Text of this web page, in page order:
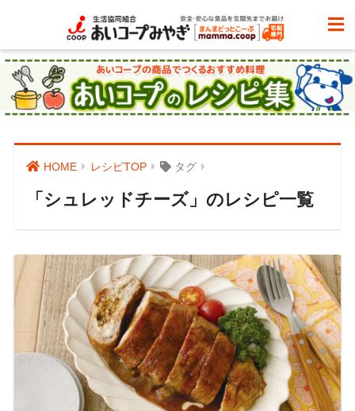
HOME レシピTOP タグ
「シュレッドチーズ」のレシピ一覧